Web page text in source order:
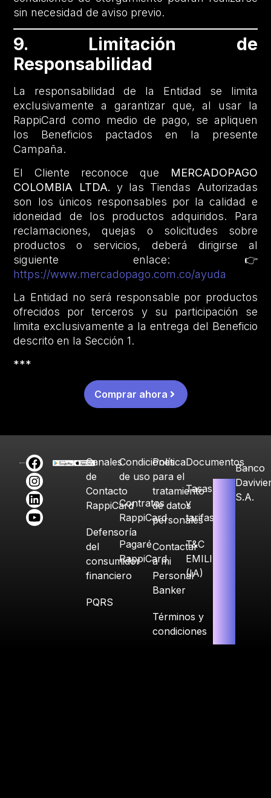
sin necesidad de aviso previo.
9. Limitación de
Responsabilidad
La responsabilidad de la Entidad se limita
exclusivamente a garantizar que, al usar la
RappiCard como medio de pago, se apliquen
los Beneficios pactados en la presente
Campaña.
El Cliente reconoce que
MERCADOPAGO
COLOMBIA LTDA. y las Tiendas Autorizadas
son los únicos responsables por la calidad e
idoneidad de los productos adquiridos. Para
reclamaciones, quejas o solicitudes sobre
productos o servicios, deberá dirigirse al
siguiente enlace: 👉
https://www.mercadopago.com.co/ayuda
La Entidad no será responsable por productos
ofrecidos por terceros y su participación se
limita exclusivamente a la entrega del Beneficio
descrito en la Sección 1.
***
Comprar ahora
Canales
de
Contacto
RappiCard
Defensoría
del
consumidor
financiero
PQRS
Condiciones
de uso
Contratos
RappiCard
Pagaré
RappiCard
Política
para el
tratamiento
de datos
personales
Contactar
a mi
Personal
Banker
Términos y
condiciones
Documentos
Tasas
y
tarifas
T&C
EMILIA
(IA)
Banco
S.A.